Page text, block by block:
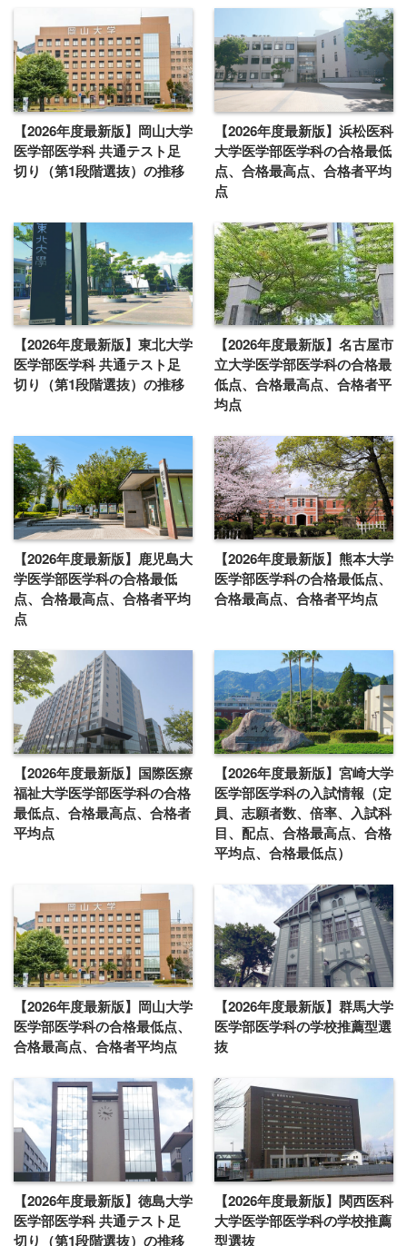
【2026年度最新版】岡山大学
医学部医学科 共通テスト足
切り（第1段階選抜）の推移
【2026年度最新版】浜松医科
大学医学部医学科の合格最低
点、合格最高点、合格者平均
点
【2026年度最新版】東北大学
医学部医学科 共通テスト足
切り（第1段階選抜）の推移
【2026年度最新版】名古屋市
立大学医学部医学科の合格最
低点、合格最高点、合格者平
均点
【2026年度最新版】鹿児島大
学医学部医学科の合格最低
点、合格最高点、合格者平均
点
【2026年度最新版】熊本大学
医学部医学科の合格最低点、
合格最高点、合格者平均点
【2026年度最新版】国際医療
福祉大学医学部医学科の合格
最低点、合格最高点、合格者
平均点
【2026年度最新版】宮崎大学
医学部医学科の入試情報（定
員、志願者数、倍率、入試科
目、配点、合格最高点、合格
平均点、合格最低点）
【2026年度最新版】岡山大学
医学部医学科の合格最低点、
合格最高点、合格者平均点
【2026年度最新版】群馬大学
医学部医学科の学校推薦型選
抜
【2026年度最新版】徳島大学
医学部医学科 共通テスト足
切り（第1段階選抜）の推移
【2026年度最新版】関西医科
大学医学部医学科の学校推薦
型選抜